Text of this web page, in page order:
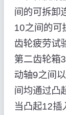
间的可拆卸
10之间的可
齿轮疲劳试
第二齿轮箱
动轴9之间
间均通过凸
当凸起12插